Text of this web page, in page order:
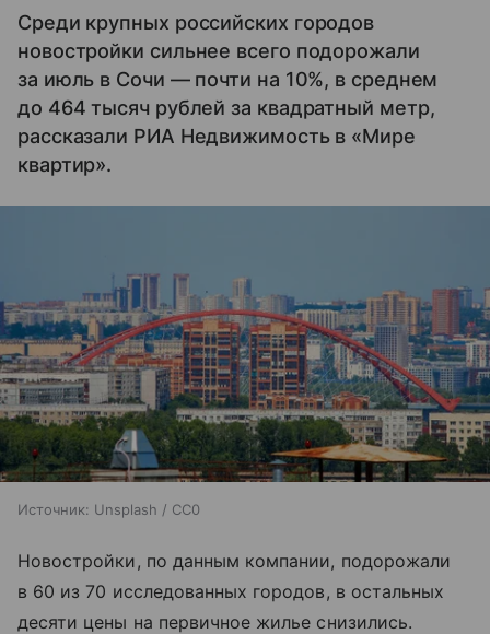
Среди крупных российских городов
новостройки сильнее всего подорожали
за июль в Сочи — почти на 10%, в среднем
до 464 тысяч рублей за квадратный метр,
рассказали РИА Недвижимость в «Мире
квартир».
Источник: Unsplash / CC0
Новостройки, по данным компании, подорожали
в 60 из 70 исследованных городов, в остальных
десяти цены на первичное жилье снизились.